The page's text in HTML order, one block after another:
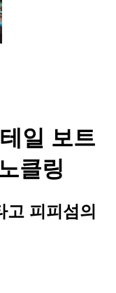
일 보트
클링
고 피피섬의